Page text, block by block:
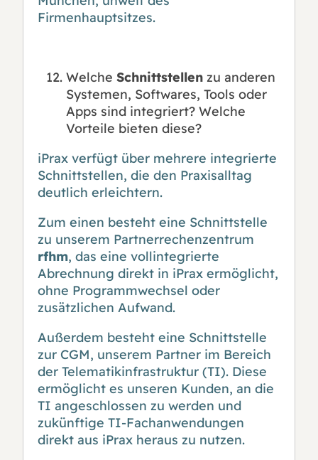
Firmenhauptsitzes.
Welche Schnittstellen zu anderen
Systemen, Softwares, Tools oder
Apps sind integriert? Welche
Vorteile bieten diese?
iPrax verfügt über mehrere integrierte
Schnittstellen, die den Praxisalltag
deutlich erleichtern.
Zum einen besteht eine Schnittstelle
zu unserem Partnerrechenzentrum
rfhm, das eine vollintegrierte
Abrechnung direkt in iPrax ermöglicht,
ohne Programmwechsel oder
zusätzlichen Aufwand.
Außerdem besteht eine Schnittstelle
zur CGM, unserem Partner im Bereich
der Telematikinfrastruktur (TI). Diese
ermöglicht es unseren Kunden, an die
TI angeschlossen zu werden und
zukünftige TI-Fachanwendungen
direkt aus iPrax heraus zu nutzen.